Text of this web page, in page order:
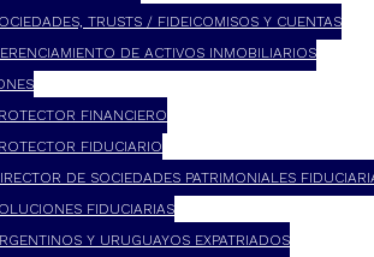
TRUSTS / FIDEICOMISOS Y CUENTAS
DE ACTIVOS INMOBILIARIOS
FINANCIERO
FIDUCIARIO
DE SOCIEDADES PATRIMONIALES
FIDUCIARIAS
Y URUGUAYOS EXPATRIADOS